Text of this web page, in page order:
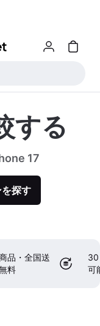
する
17
探す
品・全国送
料
30
可